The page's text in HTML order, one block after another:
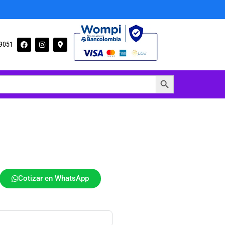
Botón de búsqueda
Cotizar en WhatsApp